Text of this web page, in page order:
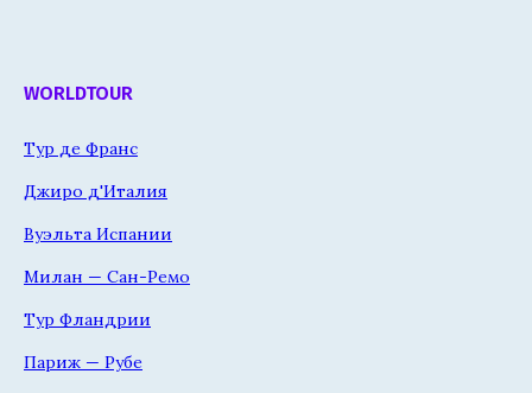
WORLDTOUR
Тур де Франс
Джиро д'Италия
Вуэльта Испании
Милан — Сан-Ремо
Тур Фландрии
Париж — Рубе